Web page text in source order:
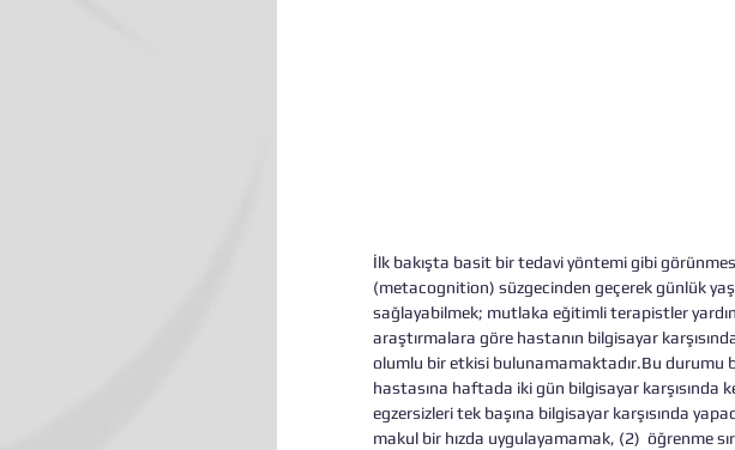
İlk bakışta basit bir tedavi yöntemi gibi
(metacognition) süzgecinden geçerek günlük
sağlayabilmek; mutlaka eğitimli terapistler
araştırmalara göre hastanın bilgisayar
olumlu bir etkisi bulunamamaktadır.Bu durumu
hastasına haftada iki gün bilgisayar karşısında
egzersizleri tek başına bilgisayar karşısında
makul bir hızda uygulayamamak, (2)  öğrenme